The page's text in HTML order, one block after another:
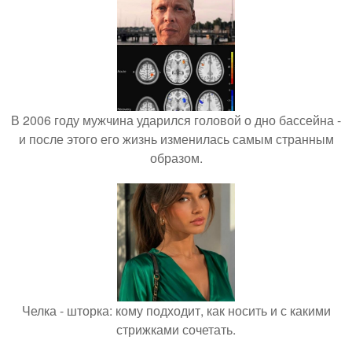
В 2006 году мужчина ударился головой о дно бассейна -
и после этого его жизнь изменилась самым странным
образом.
Челка - шторка: кому подходит, как носить и с какими
стрижками сочетать.